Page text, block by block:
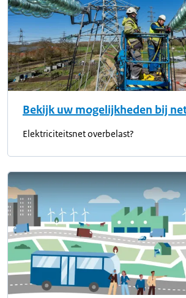
Bekijk uw mogelijkheden bij
Elektriciteitsnet overbelast?